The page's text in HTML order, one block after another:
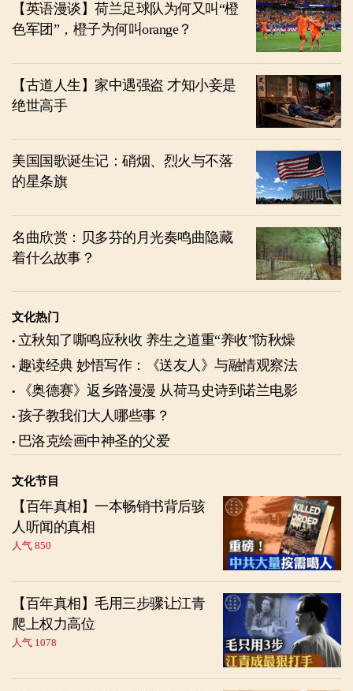
【英语漫谈】荷兰足球队为何又叫“橙
色军团”，橙子为何叫orange？
【古道人生】家中遇强盗 才知小妾是
绝世高手
美国国歌诞生记：硝烟、烈火与不落
的星条旗
名曲欣赏：贝多芬的月光奏鸣曲隐藏
着什么故事？
文化热门
立秋知了嘶鸣应秋收 养生之道重“养收”防秋燥
趣读经典 妙悟写作：《送友人》与融情观察法
《奥德赛》返乡路漫漫 从荷马史诗到诺兰电影
孩子教我们大人哪些事？
巴洛克绘画中神圣的父爱
文化节目
【百年真相】一本畅销书背后骇
人听闻的真相
人气 850
【百年真相】毛用三步骤让江青
爬上权力高位
人气 1078